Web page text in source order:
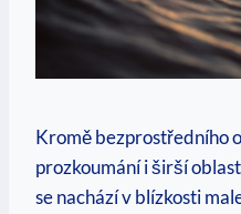
Kromě bezprostředního
prozkoumání i širší
se nachází v blízkosti